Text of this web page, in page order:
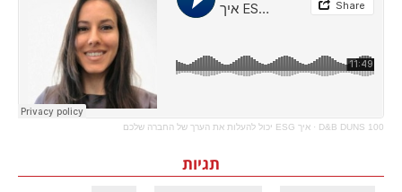
D&B DUNS 100
· איך ESG יכול להעלות את הערך של החברה שלכם
תגיות